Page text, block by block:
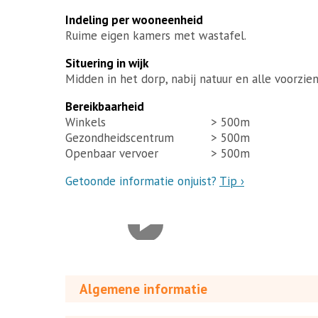
Indeling per wooneenheid
Ruime eigen kamers met wastafel.
Situering in wijk
Midden in het dorp, nabij natuur en alle
Bereikbaarheid
Winkels
> 500m
Gezondheidscentrum
> 500m
Openbaar vervoer
> 500m
Getoonde informatie onjuist? Tip ›
Algemene informatie